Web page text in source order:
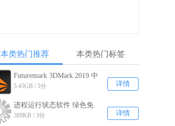
本类热门推荐 本类热门标签
详情
Futuremark 3DMark 2019 中
文破解版v2.11.6846
5.45GB / 3分
详情
进程运行状态软件 绿色免
费版V1.3.0.0
389KB / 3分